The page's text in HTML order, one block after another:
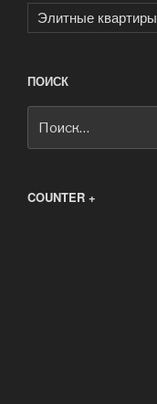
Элитные квартиры
ПОИСК
COUNTER +